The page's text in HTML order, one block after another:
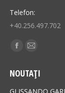
Telefon:
+40.256.497.702
Find us on:
Facebook
opens
in
Mail
opens
in
NOUTAȚI